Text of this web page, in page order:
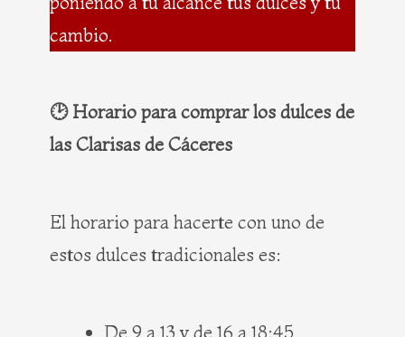
cambio.
🕑 Horario para comprar los dulces de
las Clarisas de Cáceres
El horario para hacerte con uno de
estos dulces tradicionales es:
De 9 a 13 y de 16 a 18:45